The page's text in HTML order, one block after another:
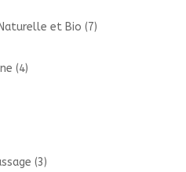
et Bio (7)
(4)
(3)